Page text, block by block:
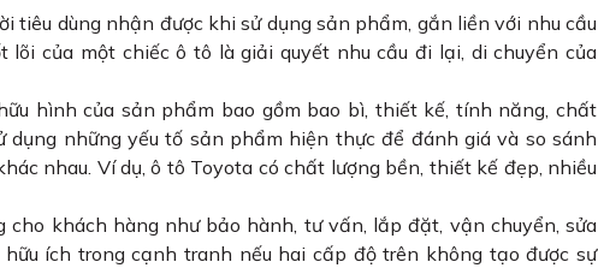
tiêu dùng nhận được khi sử dụng sản phẩm, gắn liền với nhu cầu
lõi của một chiếc ô tô là giải quyết nhu cầu đi lại, di chuyển của
hình của sản phẩm bao gồm bao bì, thiết kế, tính năng, chất
dụng những yếu tố sản phẩm hiện thực để đánh giá và so sánh
nhau. Ví dụ, ô tô Toyota có chất lượng bền, thiết kế đẹp, nhiều
cho khách hàng như bảo hành, tư vấn, lắp đặt, vận chuyển, sửa
ích trong cạnh tranh nếu hai cấp độ trên không tạo được sự